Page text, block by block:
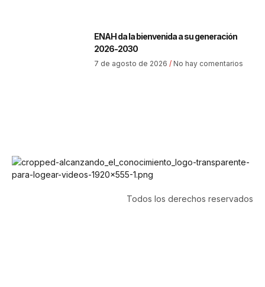
ENAH da la bienvenida a su generación
2026-2030
7 de agosto de 2026 No hay comentarios
Todos los derechos reservados